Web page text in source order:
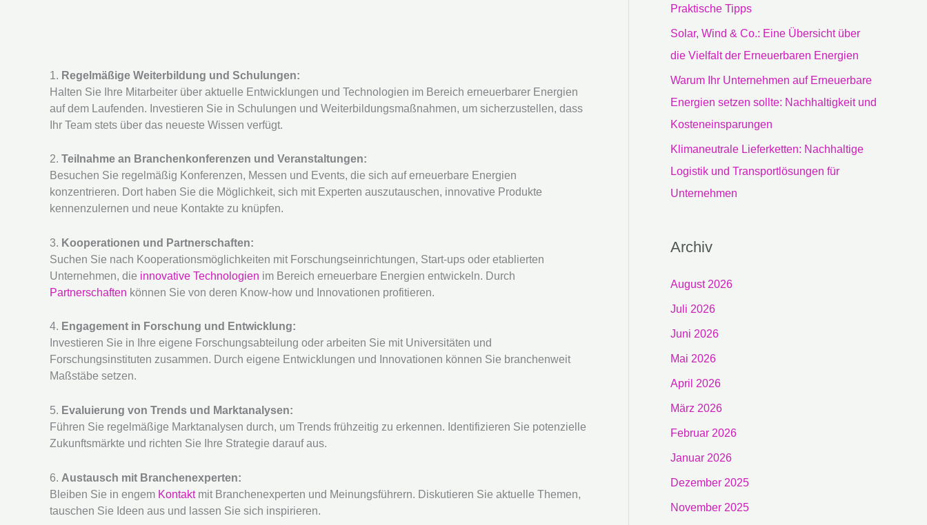
1. Regelmäßige Weiterbildung und Schulungen:
Halten Sie Ihre Mitarbeiter über aktuelle Entwicklungen und Technologien im Bereich erneuerbarer Energien
auf dem Laufenden. Investieren Sie in Schulungen und Weiterbildungsmaßnahmen, um sicherzustellen, dass
Ihr Team stets über das neueste Wissen verfügt.
2. Teilnahme an Branchenkonferenzen und Veranstaltungen:
Besuchen Sie regelmäßig Konferenzen, Messen und Events, die sich auf erneuerbare Energien
konzentrieren. Dort haben Sie die Möglichkeit, sich mit Experten auszutauschen, innovative Produkte
kennenzulernen und neue Kontakte zu knüpfen.
3. Kooperationen und Partnerschaften:
Suchen Sie nach Kooperationsmöglichkeiten mit Forschungseinrichtungen, Start-ups oder etablierten
Unternehmen, die innovative Technologien im Bereich erneuerbare Energien entwickeln. Durch
Partnerschaften können Sie von deren Know-how und Innovationen profitieren.
4. Engagement in Forschung und Entwicklung:
Investieren Sie in Ihre eigene Forschungsabteilung oder arbeiten Sie mit Universitäten und
Forschungsinstituten zusammen. Durch eigene Entwicklungen und Innovationen können Sie branchenweit
Maßstäbe setzen.
5. Evaluierung von Trends und Marktanalysen:
Führen Sie regelmäßige Marktanalysen durch, um Trends frühzeitig zu erkennen. Identifizieren Sie potenzielle
Zukunftsmärkte und richten Sie Ihre Strategie darauf aus.
6. Austausch mit Branchenexperten:
Bleiben Sie in engem Kontaktmit Branchenexperten und Meinungsführern. Diskutieren Sie aktuelle Themen,
tauschen Sie Ideen aus und lassen Sie sich inspirieren.
Praktische Tipps
Solar, Wind & Co.: Eine Übersicht über
die Vielfalt der Erneuerbaren Energien
Warum Ihr Unternehmen auf Erneuerbare
Energien setzen sollte: Nachhaltigkeit und
Kosteneinsparungen
Klimaneutrale Lieferketten: Nachhaltige
Logistik und Transportlösungen für
Unternehmen
Archiv
August 2026
Juli 2026
Juni 2026
Mai 2026
April 2026
März 2026
Februar 2026
Januar 2026
Dezember 2025
November 2025